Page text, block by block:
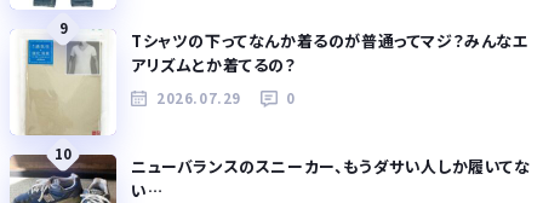
9
Tシャツの下ってなんか着るのが普通ってマジ？みんなエ
アリズムとか着てるの？
2026.07.29 0
10
ニューバランスのスニーカー、もうダサい人しか履いてな
い…